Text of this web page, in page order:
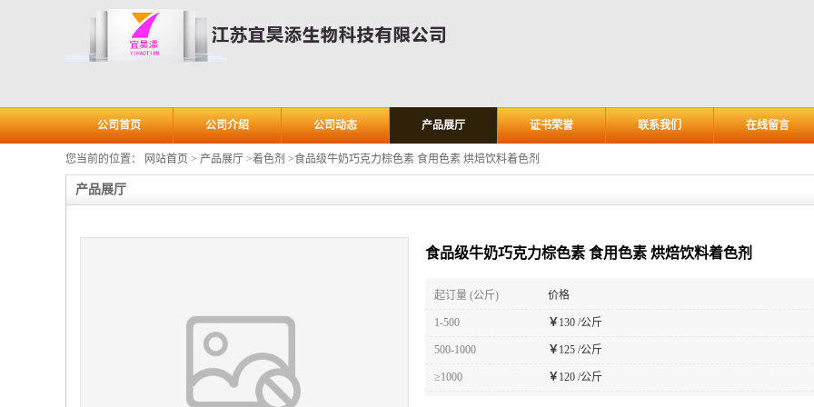
公司首页 公司介绍 公司动态 产品展厅 证书荣誉 联系我们 在线留言
您当前的位置： 网站首页 > 产品展厅 >着色剂 >食品级牛奶巧克力棕色素 食用色素 烘焙饮料着色剂
产品展厅
食品级牛奶巧克力棕色素 食用色素 烘焙饮料着色剂
起订量 (公斤) 价格
1-500 ￥ 130 /公斤
500-1000 ￥ 125 /公斤
≥1000 ￥ 120 /公斤